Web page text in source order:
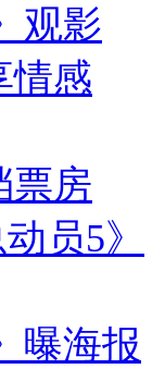
观影
情感
票房
员5》
曝海报